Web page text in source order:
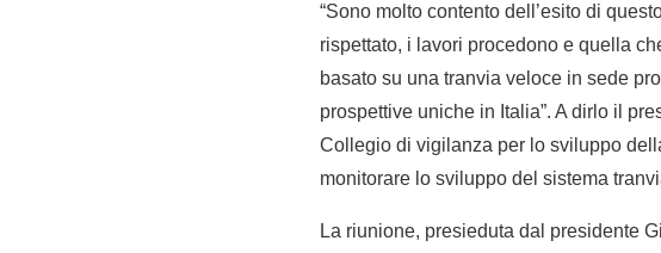
“Sono molto contento dell’esito di
rispettato, i lavori procedono e quella
basato su una tranvia veloce in sede
prospettive uniche in Italia”. A dirlo il
Collegio di vigilanza per lo sviluppo
monitorare lo sviluppo del sistema
La riunione, presieduta dal presidente